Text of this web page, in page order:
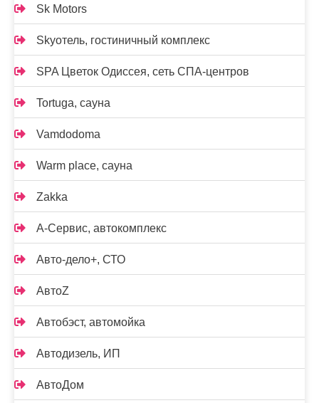
Sk Motors
Skyотель, гостиничный комплекс
SPA Цветок Одиссея, сеть СПА-центров
Tortuga, сауна
Vamdodoma
Warm place, сауна
Zakka
А-Сервис, автокомплекс
Авто-дело+, СТО
АвтоZ
Автобэст, автомойка
Автодизель, ИП
АвтоДом